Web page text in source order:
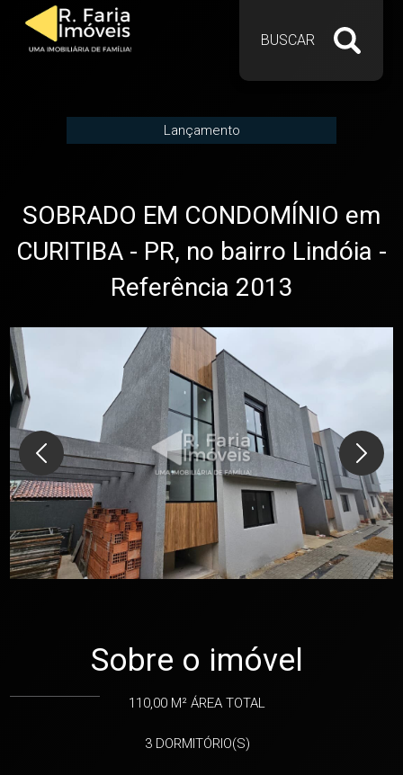
BUSCAR
Lançamento
SOBRADO EM CONDOMÍNIO em
CURITIBA - PR, no bairro Lindóia -
Referência 2013
Sobre o imóvel
110,00 M² ÁREA TOTAL
3DORMITÓRIO(S)